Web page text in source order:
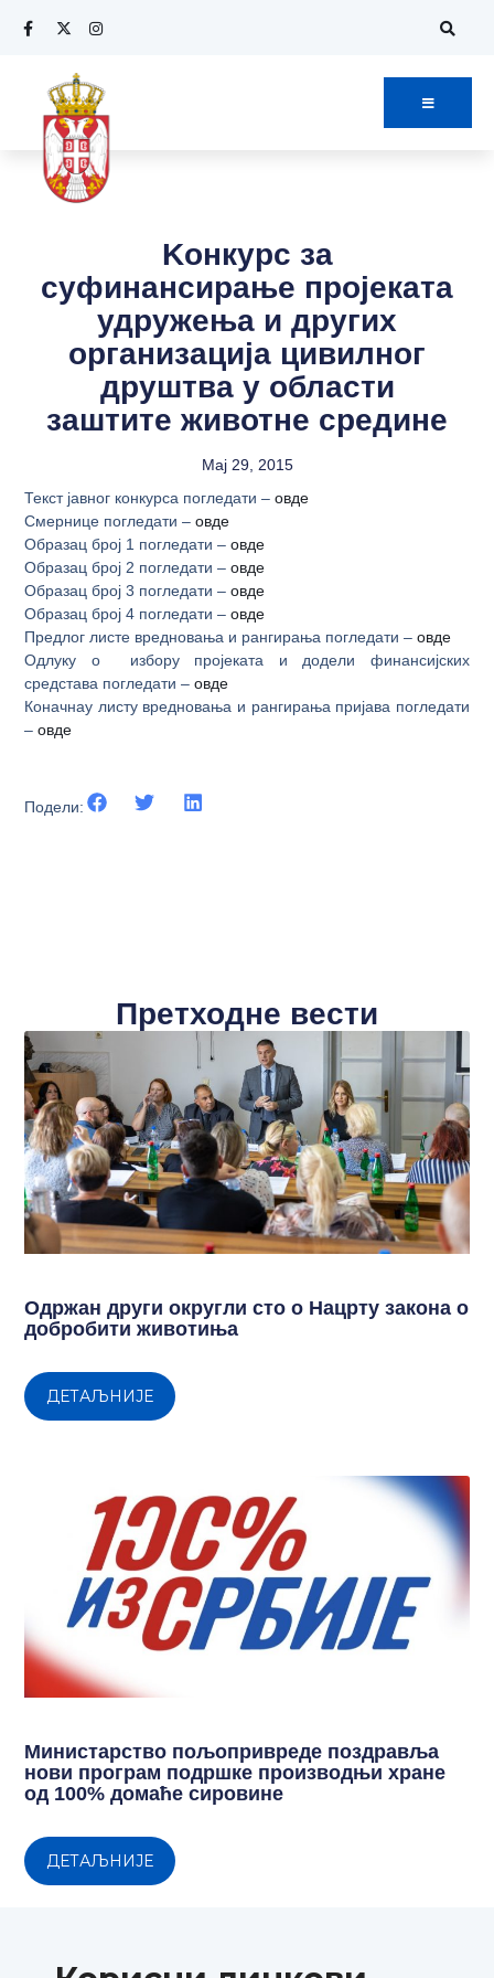
Kонкурс за
суфинансирање пројеката
удружења и других
организација цивилног
друштва у области
заштите животне средине
Maj 29, 2015
Текст јавног конкурса погледати –овде
Смернице погледати –овде
Образац број 1 погледати –овде
Образац број 2 погледати –овде
Образац број 3 погледати –овде
Образац број 4 погледати –овде
Предлог листе вредновања и рангирања погледати –овде
Одлуку о избору пројеката и додели финансијских
средстава погледати –овде
Коначнау листу вредновања и рангирања пријава погледати
–овде
Подели:
Претходне вести
Одржан други округли сто о Нацрту закона о
добробити животиња
ДЕТАЉНИЈЕ
Министарство пољопривреде поздравља
нови програм подршке производњи хране
од 100% домаће сировине
ДЕТАЉНИЈЕ